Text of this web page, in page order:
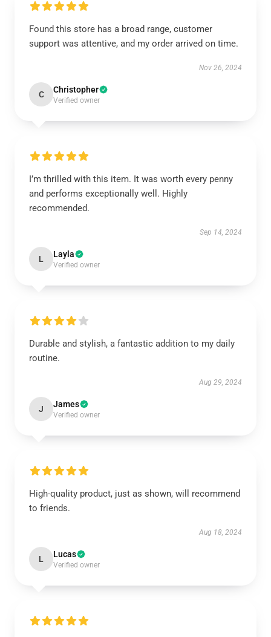
Found this store has a broad range, customer
support was attentive, and my order arrived on time.
Nov 26, 2024
C Christopher
Verified owner
I’m thrilled with this item. It was worth every penny
and performs exceptionally well. Highly
recommended.
Sep 14, 2024
L Layla
Verified owner
Durable and stylish, a fantastic addition to my daily
routine.
Aug 29, 2024
J James
Verified owner
High-quality product, just as shown, will recommend
to friends.
Aug 18, 2024
L Lucas
Verified owner